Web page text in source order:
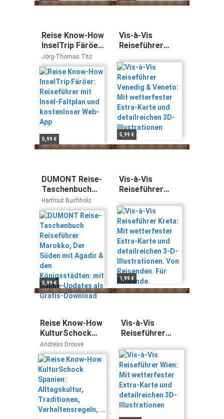
Reise Know-How
InselTrip Färöer:
Reiseführer mit
Insel-Faltplan
und kostenloser
Web-App
Jörg-Thomas Titz
5,99 €
Vis-à-Vis
Reiseführer
Veneto: Mit
wetterfester
Extra-Karte und
detailreichen
3D-Illustrationen
5,99 €
DUMONT Reise-
Taschenbuch
Reiseführer
Marokko, Der
Süden mit
Agadir & den
Königsstädten:
mit Online-
Updates als
Gratis-Download
Hartmut Buchholz
5,99 €
Vis-à-Vis
Reiseführer
wetterfester
Extra-Karte und
detailreichen 3-
D-Illustrationen.
Von Reisenden.
Für Reisende.
1,99 €
Reise Know-How
KulturSchock
Spanien:
Alltagskultur,
Traditionen,
Verhaltensregeln,
...
Andreas Drouve
Vis-à-Vis
Reiseführer
wetterfester
Extra-Karte und
detailreichen
3D-Illustrationen